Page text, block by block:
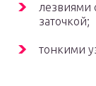
лезвиями
заточкой;
тонкими